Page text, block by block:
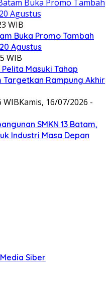
WIB
Buka Promo Tambah
Agustus
WIB
Masuki Tahap
Targetkan Rampung Akhir
WIBKamis, 16/07/2026 -
SMKN 13 Batam,
Industri Masa Depan
Siber